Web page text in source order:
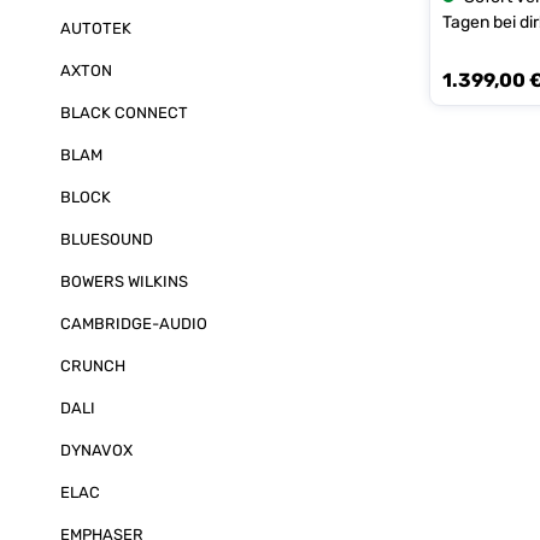
AUTOTEK
AXTON
BLACK CONNECT
BLAM
BLOCK
BLUESOUND
BOWERS WILKINS
CAMBRIDGE-AUDIO
CRUNCH
DALI
DYNAVOX
ELAC
EMPHASER
ausgestattet
eine
Aufstellung
im Sockel 2 x
Tagen bei
Regulärer
1.399,00